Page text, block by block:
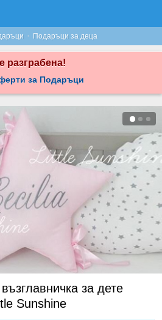
· Подаръци за деца
разграбена!
за Подаръци
за дете
Sunshine